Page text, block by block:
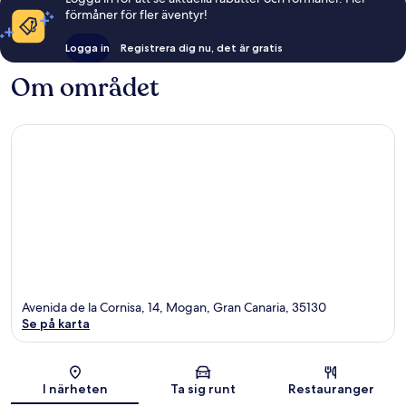
förmåner för fler äventyr!
Logga in Registrera dig nu, det är gratis
Om området
Karta
Avenida de la Cornisa, 14, Mogan, Gran Canaria, 35130
Se på karta
I närheten Ta sig runt Restauranger